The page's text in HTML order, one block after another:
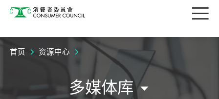
消费者委员会 目
首页 资源中心
多媒体库